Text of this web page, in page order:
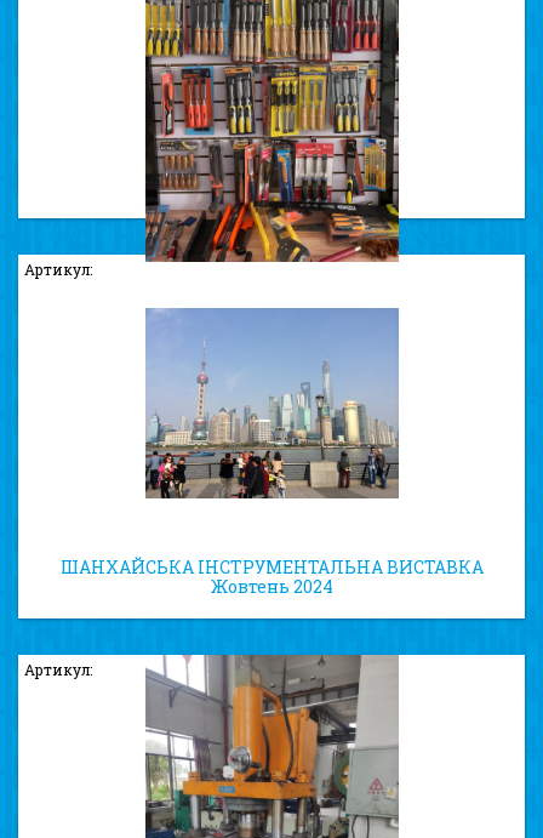
ЗАВОД ПО ВИРОБНИЦТВУ ВИСОКОЯКІСНИХ НОЖІВОК
ТА СТАМЕСОК
Артикул:
ШАНХАЙСЬКА ІНСТРУМЕНТАЛЬНА ВИСТАВКА
Жовтень 2024
Артикул: